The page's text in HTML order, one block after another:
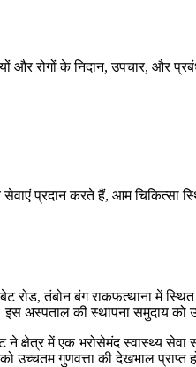
और रोगों के निदान, उपचार, और
प्रदान करते हैं, आम चिकित्सा
रोड, तंबोन बंग राकफत्थाना में
की स्थापना समुदाय को
क्षेत्र में एक भरोसेमंद स्वास्थ्य
उच्चतम गुणवत्ता की देखभाल प्राप्त